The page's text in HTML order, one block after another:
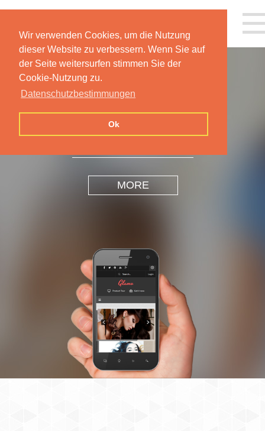
Wir verwenden Cookies, um die Nutzung
dieser Website zu verbessern. Wenn Sie auf
der Seite weitersurfen stimmen Sie der
Cookie-Nutzung zu.
Datenschutzbestimmungen
Ok
INSPIRATION
DESIGN
MORE